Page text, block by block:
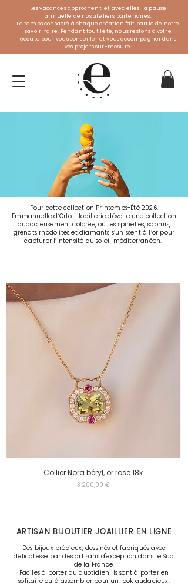
Les vacances approchent, et avec elles, la pause
annuelle de nos ateliers partenaires.
Le temps consacré à chaque création fait partie de notre
savoir-faire. Pendant tout l'été, nous restons à votre
écoute pour vous conseiller et vous accompagner dans
vos projets sur-mesure.
Pour cette collection Printemps-Été 2026,
Emmanuelle d’Ortoli Joaillerie dévoile une collection
audacieusement colorée, où les spinelles, saphirs,
grenats rhodolites et diamants s’unissent à l’or pour
capturer l’intensité du soleil méditerranéen.
Collier Nora béryl, or rose 18k
Prix
3 200,00 €
ARTISAN BIJOUTIER JOAILLIER EN LIGNE
Des bijoux précieux, dessinés et fabriqués avec
délicatesse par des artisans d'exception dans le Sud
de la France.
Faciles à porter au quotidien ils sont à porter en
solitaire ou à assembler pour un look audacieux.